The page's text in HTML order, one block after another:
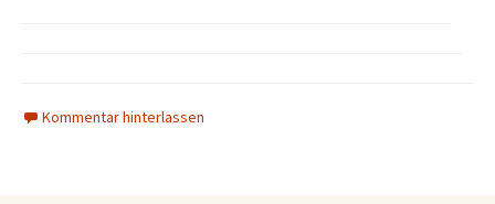
Kommentar hinterlassen